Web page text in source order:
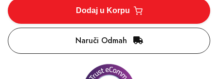
Dodaj u Korpu
Naruči Odmah